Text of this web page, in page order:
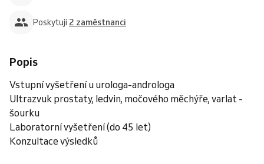
Poskytují 2 zaměstnanci
Popis
Vstupní vyšetření u urologa-androloga
Ultrazvuk prostaty, ledvin, močového měchýře, varlat -
šourku
Laboratorní vyšetření (do 45 let)
Konzultace výsledků